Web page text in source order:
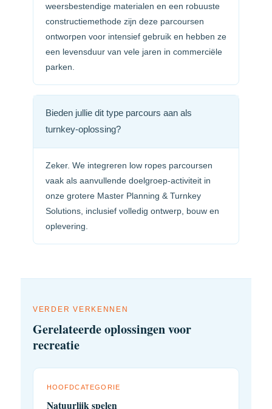
weersbestendige materialen en een robuuste
constructiemethode zijn deze parcoursen
ontworpen voor intensief gebruik en hebben ze
een levensduur van vele jaren in commerciële
parken.
Bieden jullie dit type parcours aan als
turnkey-oplossing?
Zeker. We integreren low ropes parcoursen
vaak als aanvullende doelgroep-activiteit in
onze grotere Master Planning & Turnkey
Solutions, inclusief volledig ontwerp, bouw en
oplevering.
VERDER VERKENNEN
Gerelateerde oplossingen voor
recreatie
HOOFDCATEGORIE
Natuurlijk spelen